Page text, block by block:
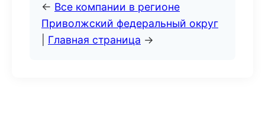
← Все компании в регионе
Приволжский федеральный округ
Главная страница →